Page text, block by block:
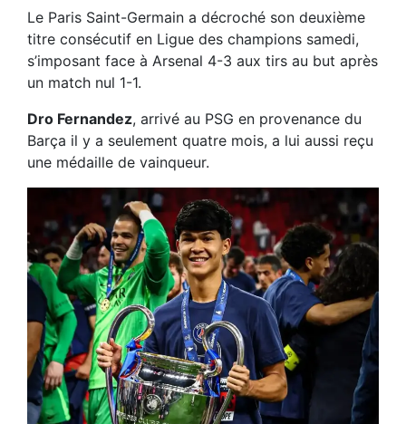
Le Paris Saint-Germain a décroché son deuxième
titre consécutif en Ligue des champions samedi,
s’imposant face à Arsenal 4-3 aux tirs au but après
un match nul 1-1.
Dro Fernandez, arrivé au PSG en provenance du
Barça il y a seulement quatre mois, a lui aussi reçu
une médaille de vainqueur.